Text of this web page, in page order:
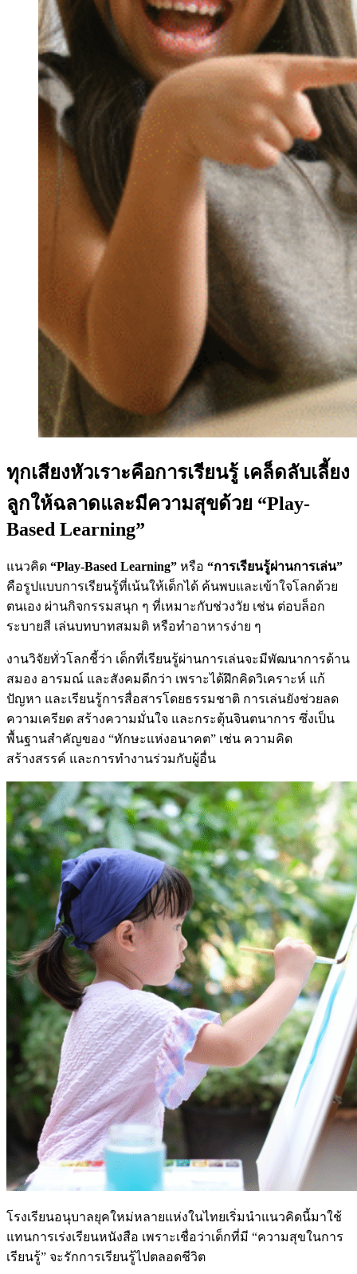
ทุกเสียงหัวเราะคือการเรียนรู้ เคล็ดลับเลี้ยง
ลูกให้ฉลาดและมีความสุขด้วย “Play-
Based Learning”
แนวคิด “Play-Based Learning” หรือ “การเรียนรู้ผ่านการเล่น”
คือรูปแบบการเรียนรู้ที่เน้นให้เด็กได้ ค้นพบและเข้าใจโลกด้วย
ตนเอง ผ่านกิจกรรมสนุก ๆ ที่เหมาะกับช่วงวัย เช่น ต่อบล็อก
ระบายสี เล่นบทบาทสมมติ หรือทำอาหารง่าย ๆ
งานวิจัยทั่วโลกชี้ว่า เด็กที่เรียนรู้ผ่านการเล่นจะมีพัฒนาการด้าน
สมอง อารมณ์ และสังคมดีกว่า เพราะได้ฝึกคิดวิเคราะห์ แก้
ปัญหา และเรียนรู้การสื่อสารโดยธรรมชาติ การเล่นยังช่วยลด
ความเครียด สร้างความมั่นใจ และกระตุ้นจินตนาการ ซึ่งเป็น
พื้นฐานสำคัญของ “ทักษะแห่งอนาคต” เช่น ความคิด
สร้างสรรค์ และการทำงานร่วมกับผู้อื่น
โรงเรียนอนุบาลยุคใหม่หลายแห่งในไทยเริ่มนำแนวคิดนี้มาใช้
แทนการเร่งเรียนหนังสือ เพราะเชื่อว่าเด็กที่มี “ความสุขในการ
เรียนรู้” จะรักการเรียนรู้ไปตลอดชีวิต